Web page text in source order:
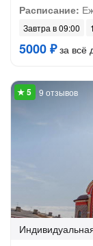
Расписание:
Завтра в 09:00
5000 ₽за всё
9 отзывов